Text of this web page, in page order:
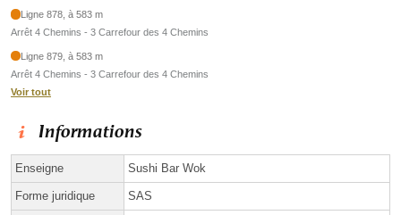
Ligne 878, à 583 m
Arrêt 4 Chemins - 3 Carrefour des 4 Chemins
Ligne 879, à 583 m
Arrêt 4 Chemins - 3 Carrefour des 4 Chemins
Voir tout
Informations
Enseigne Sushi Bar Wok
Forme juridique SAS